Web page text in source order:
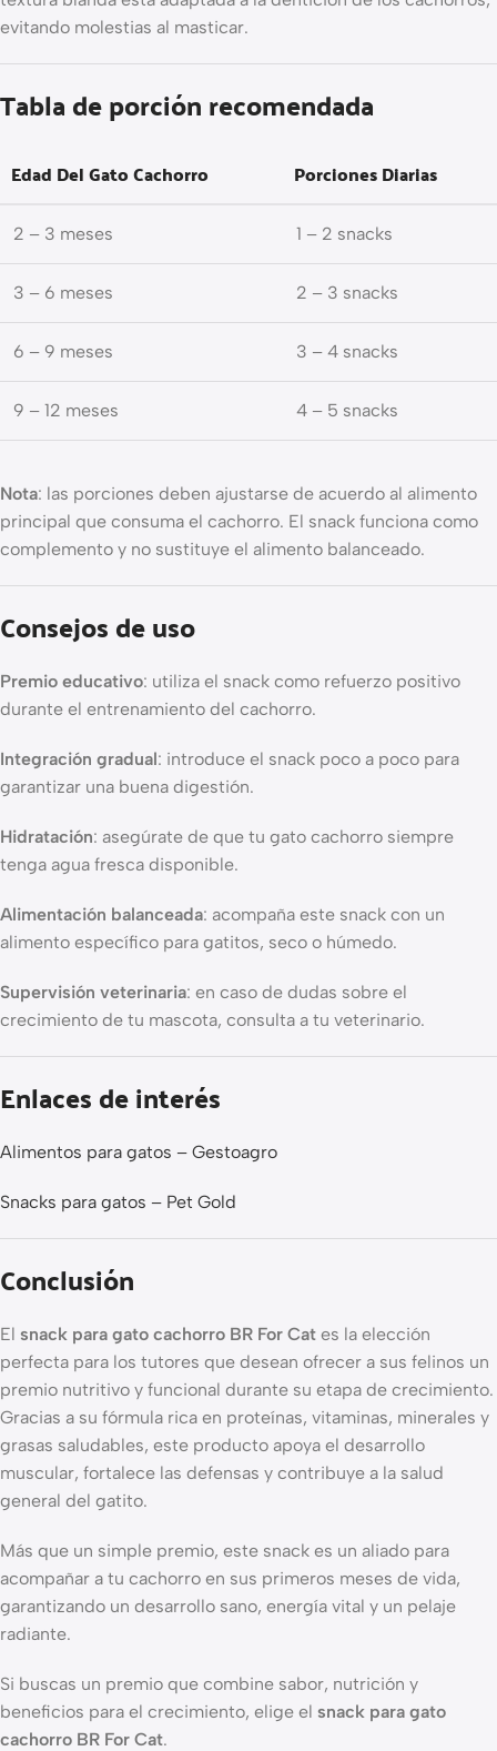
evitando molestias al masticar.
Tabla de porción recomendada
Edad Del Gato Cachorro Porciones Diarias
2 – 3 meses 1 – 2 snacks
3 – 6 meses 2 – 3 snacks
6 – 9 meses 3 – 4 snacks
9 – 12 meses 4 – 5 snacks
Nota: las porciones deben ajustarse de acuerdo al alimento
principal que consuma el cachorro. El snack funciona como
complemento y no sustituye el alimento balanceado.
Consejos de uso
Premio educativo: utiliza el snack como refuerzo positivo
durante el entrenamiento del cachorro.
Integración gradual: introduce el snack poco a poco para
garantizar una buena digestión.
Hidratación: asegúrate de que tu gato cachorro siempre
tenga agua fresca disponible.
Alimentación balanceada: acompaña este snack con un
alimento específico para gatitos, seco o húmedo.
Supervisión veterinaria: en caso de dudas sobre el
crecimiento de tu mascota, consulta a tu veterinario.
Enlaces de interés
Alimentos para gatos – Gestoagro
Snacks para gatos – Pet Gold
Conclusión
El snack para gato cachorro BR For Cat es la elección
perfecta para los tutores que desean ofrecer a sus felinos un
premio nutritivo y funcional durante su etapa de crecimiento.
Gracias a su fórmula rica en proteínas, vitaminas, minerales y
grasas saludables, este producto apoya el desarrollo
muscular, fortalece las defensas y contribuye a la salud
general del gatito.
Más que un simple premio, este snack es un aliado para
acompañar a tu cachorro en sus primeros meses de vida,
garantizando un desarrollo sano, energía vital y un pelaje
radiante.
Si buscas un premio que combine sabor, nutrición y
beneficios para el crecimiento, elige el snack para gato
cachorro BR For Cat.